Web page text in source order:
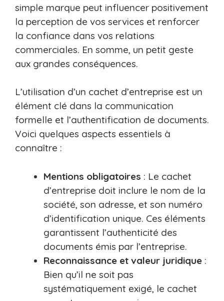
simple marque peut influencer positivement
la perception de vos services et renforcer
la confiance dans vos relations
commerciales. En somme, un petit geste
aux grandes conséquences.
L’utilisation d’un cachet d’entreprise est un
élément clé dans la communication
formelle et l’authentification de documents.
Voici quelques aspects essentiels à
connaître :
Mentions obligatoires : Le cachet
d’entreprise doit inclure le nom de la
société, son adresse, et son numéro
d’identification unique. Ces éléments
garantissent l’authenticité des
documents émis par l’entreprise.
Reconnaissance et valeur juridique :
Bien qu’il ne soit pas
systématiquement exigé, le cachet